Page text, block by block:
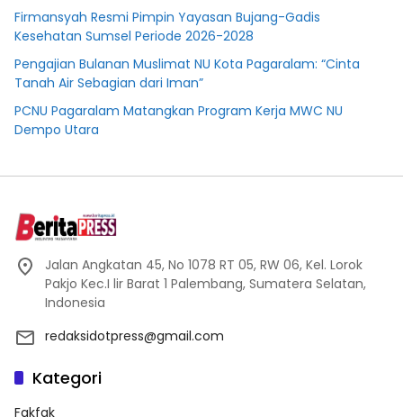
Firmansyah Resmi Pimpin Yayasan Bujang-Gadis
Kesehatan Sumsel Periode 2026-2028
Pengajian Bulanan Muslimat NU Kota Pagaralam: “Cinta
Tanah Air Sebagian dari Iman”
PCNU Pagaralam Matangkan Program Kerja MWC NU
Dempo Utara
Jalan Angkatan 45, No 1078 RT 05, RW 06, Kel. Lorok
Pakjo Kec.I lir Barat 1 Palembang, Sumatera Selatan,
Indonesia
redaksidotpress@gmail.com
Kategori
Fakfak